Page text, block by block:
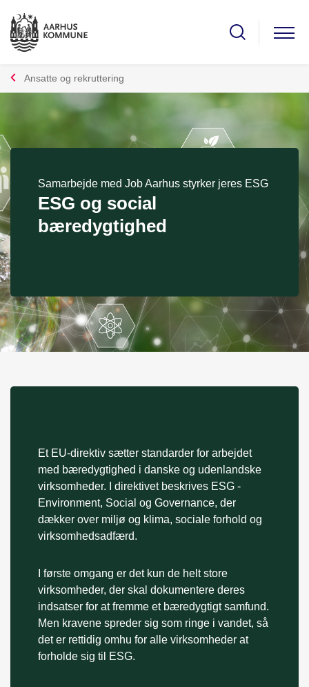
Ansatte og rekruttering
Samarbejde med Job Aarhus styrker jeres ESG
ESG og social
bæredygtighed
Et EU-direktiv sætter standarder for arbejdet
med bæredygtighed i danske og udenlandske
virksomheder. I direktivet beskrives ESG -
Environment, Social og Governance, der
dækker over miljø og klima, sociale forhold og
virksomhedsadfærd.
I første omgang er det kun de helt store
virksomheder, der skal dokumentere deres
indsatser for at fremme et bæredygtigt samfund.
Men kravene spreder sig som ringe i vandet, så
det er rettidig omhu for alle virksomheder at
forholde sig til ESG.